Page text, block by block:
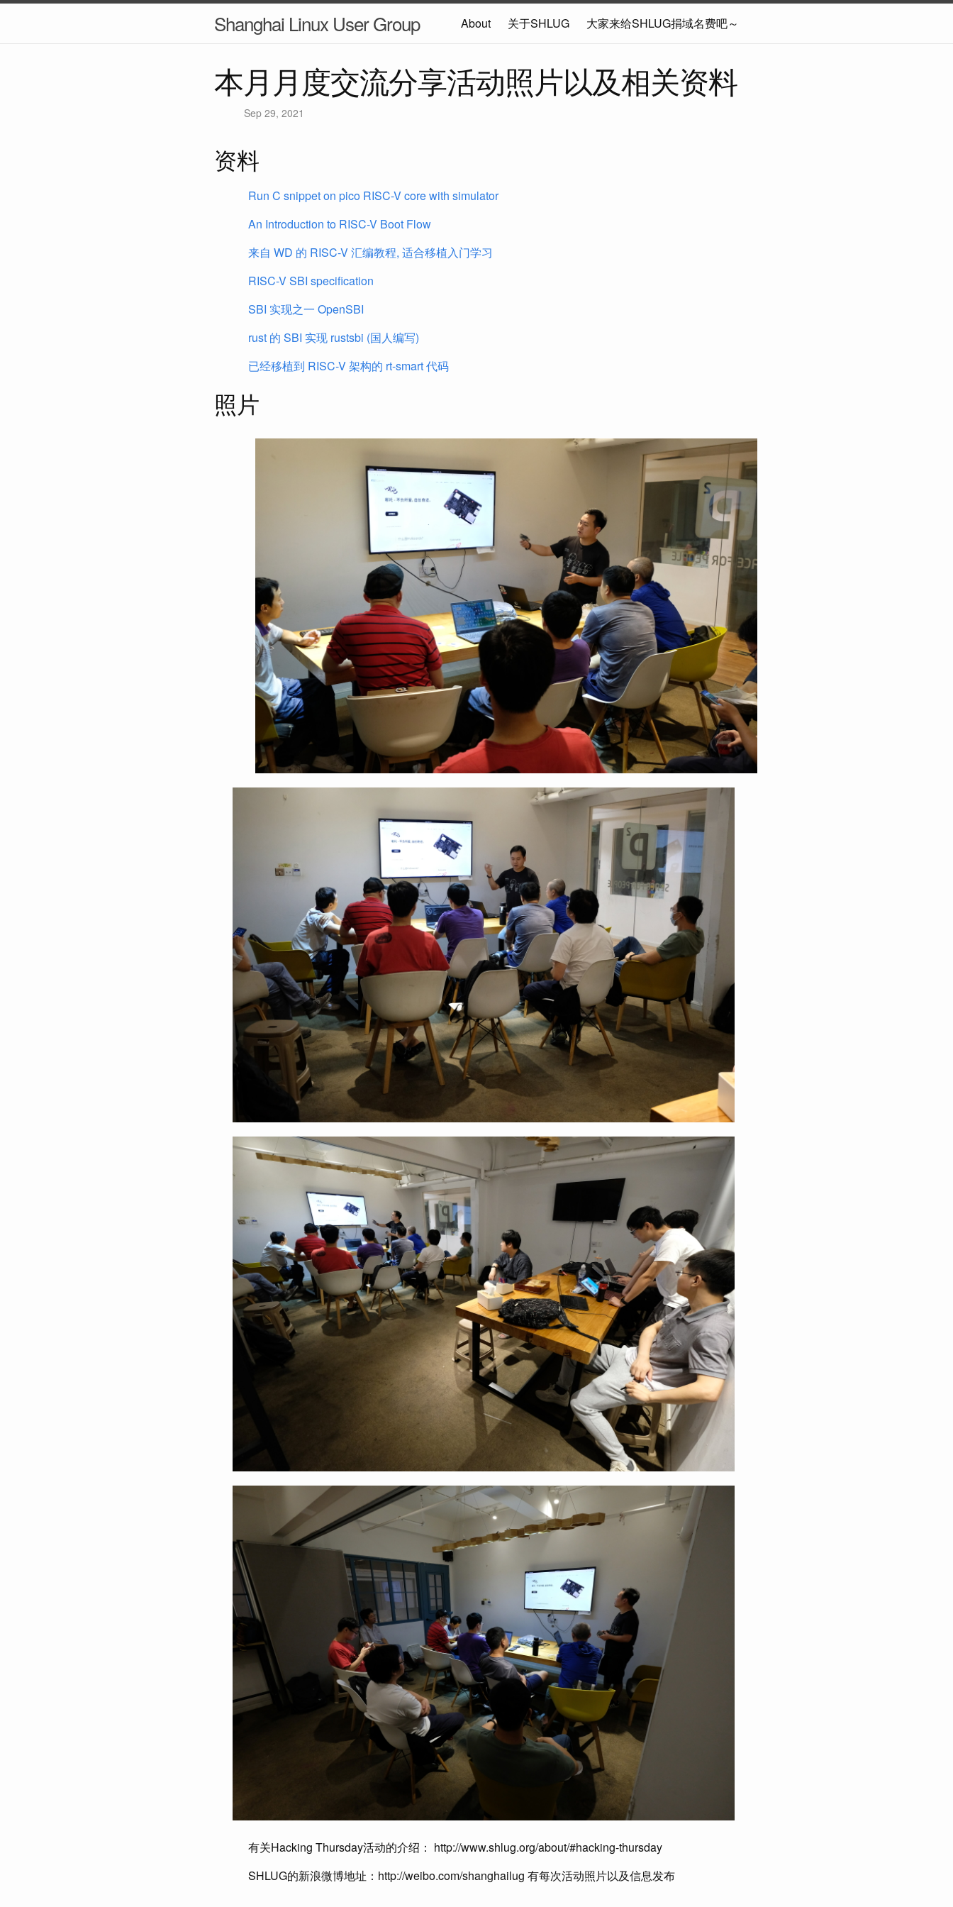
Shanghai Linux User Group About 关于SHLUG 大家来给SHLUG捐域名费吧～
本月月度交流分享活动照片以及相关资料
Sep 29, 2021
资料
Run C snippet on pico RISC-V core with simulator
An Introduction to RISC-V Boot Flow
来自 WD 的 RISC-V 汇编教程, 适合移植入门学习
RISC-V SBI specification
SBI 实现之一 OpenSBI
rust 的 SBI 实现 rustsbi (国人编写)
已经移植到 RISC-V 架构的 rt-smart 代码
照片
有关Hacking Thursday活动的介绍： http://www.shlug.org/about/#hacking-thursday
SHLUG的新浪微博地址：http://weibo.com/shanghailug 有每次活动照片以及信息发布